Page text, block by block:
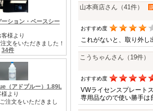
山本商店さん（41件）
おすすめ度
これがないと、取り外し
こうちゃんさん（19件）
おすすめ度
VWライセンスプレート
専用品なので使い勝手は